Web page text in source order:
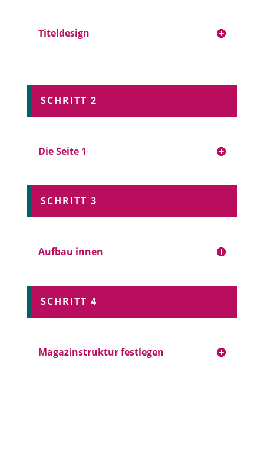
Titeldesign
SCHRITT 2
Die Seite 1
SCHRITT 3
Aufbau innen
SCHRITT 4
Magazinstruktur festlegen